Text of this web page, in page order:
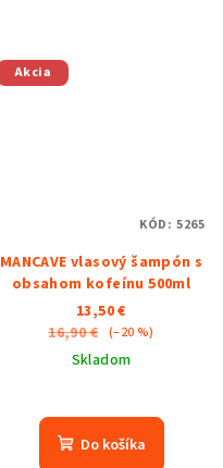
Akcia
MANCAVE vlasový šampón s
obsahom kofeínu 500ml
13,50 €
16,90 € (–20 %)
Skladom
Do košíka
KÓD: 5265